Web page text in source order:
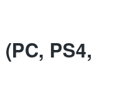
(PC, PS4,